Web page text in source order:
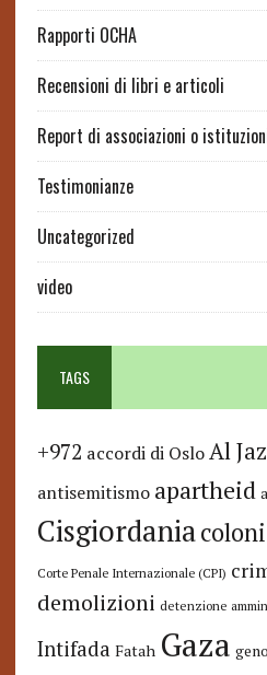
Rapporti OCHA
Recensioni di libri e articoli
Report di associazioni o
Testimonianze
Uncategorized
video
TAGS
+972 accordi di Oslo Al
antisemitismo apartheid
Cisgiordaniacoloni
Corte Penale Internazionale (CPI)
demolizioni detenzione
Intifada Fatah Gaza